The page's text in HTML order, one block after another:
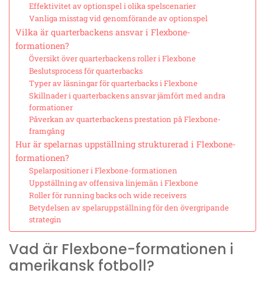
Effektivitet av optionspel i olika spelscenarier
Vanliga misstag vid genomförande av optionspel
Vilka är quarterbackens ansvar i Flexbone-
formationen?
Översikt över quarterbackens roller i Flexbone
Beslutsprocess för quarterbacks
Typer av läsningar för quarterbacks i Flexbone
Skillnader i quarterbackens ansvar jämfört med andra
formationer
Påverkan av quarterbackens prestation på Flexbone-
framgång
Hur är spelarnas uppställning strukturerad i Flexbone-
formationen?
Spelarpositioner i Flexbone-formationen
Uppställning av offensiva linjemän i Flexbone
Roller för running backs och wide receivers
Betydelsen av spelaruppställning för den övergripande
strategin
Vad är Flexbone-formationen i
amerikansk fotboll?